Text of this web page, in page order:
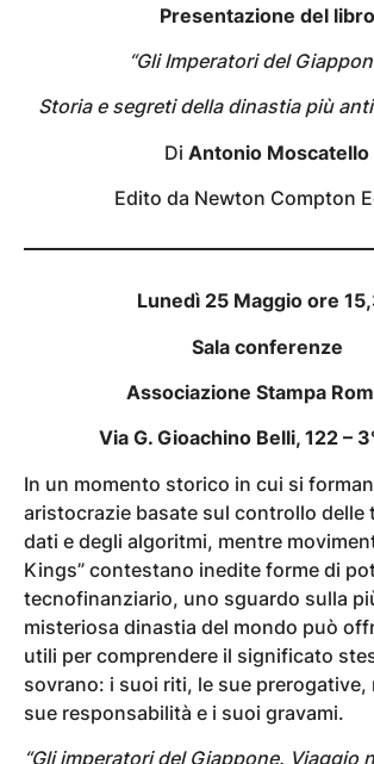
Presentazione del libro
“Gli Imperatori del
Storia e segreti della dinastia più
Di Antonio Moscatello
Edito da Newton Compton
Lunedì 25 Maggio ore
Sala conferenze
Associazione Stampa
Via G. Gioachino Belli, 122 –
In un momento storico in cui si
aristocrazie basate sul controllo delle
dati e degli algoritmi, mentre
Kings” contestano inedite forme di
tecnofinanziario, uno sguardo sulla
misteriosa dinastia del mondo può
utili per comprendere il significato
sovrano: i suoi riti, le sue prerogative,
sue responsabilità e i suoi gravami.
“Gli imperatori del Giappone. Viaggio